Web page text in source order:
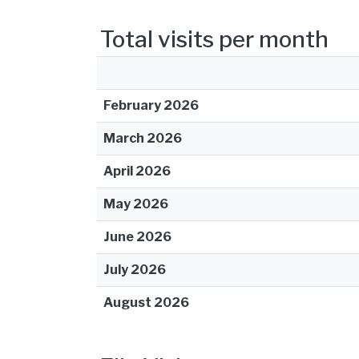
Total visits per month
February 2026
March 2026
April 2026
May 2026
June 2026
July 2026
August 2026